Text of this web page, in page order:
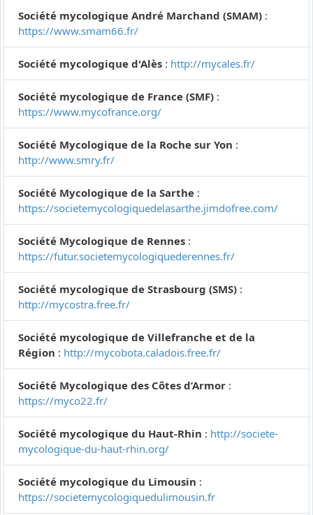
Société mycologique André Marchand (SMAM) :
https://www.smam66.fr/
Société mycologique d'Alès : http://mycales.fr/
Société mycologique de France (SMF) :
https://www.mycofrance.org/
Société Mycologique de la Roche sur Yon :
http://www.smry.fr/
Société Mycologique de la Sarthe :
https://societemycologiquedelasarthe.jimdofree.com/
Société Mycologique de Rennes :
https://futur.societemycologiquederennes.fr/
Société mycologique de Strasbourg (SMS) :
http://mycostra.free.fr/
Société mycologique de Villefranche et de la
Région : http://mycobota.caladois.free.fr/
Société Mycologique des Côtes d’Armor :
https://myco22.fr/
Société mycologique du Haut-Rhin : http://societe-
mycologique-du-haut-rhin.org/
Société mycologique du Limousin :
https://societemycologiquedulimousin.fr